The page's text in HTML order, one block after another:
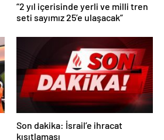
“2 yıl içerisinde yerli ve milli tren
seti sayımız 25’e ulaşacak”
Son dakika: İsrail’e ihracat
kısıtlaması